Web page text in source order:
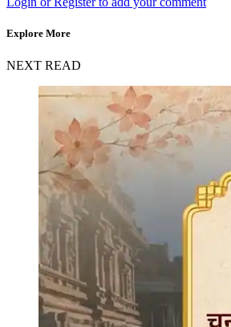
Explore More
NEXT READ